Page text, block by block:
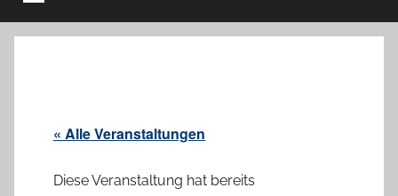
Borstel
Groß
Borstel
« Alle Veranstaltungen
Diese Veranstaltung hat bereits